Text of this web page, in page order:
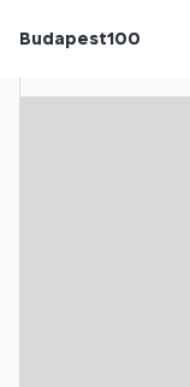
Budapest100